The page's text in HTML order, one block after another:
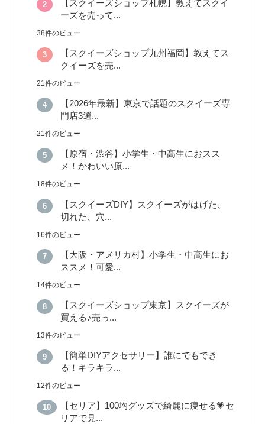
【スクイーズショップ札幌】教えてスクイ
ーズを売って...
38件のビュー
【スクイーズショップ九州福岡】教えてス
クイーズを売...
21件のビュー
【2026年最新】東京で話題のスクイーズ専
門店3選...
21件のビュー
【原宿・渋谷】小学生・中高生におスス
メ！かわいい原...
18件のビュー
【スクイーズDIY】スクイーズがはげた、
切れた、穴...
16件のビュー
【大阪・アメリカ村】小学生・中高生にお
ススメ！可愛...
14件のビュー
【スクイーズショップ東京】スクイーズが
買える♪売っ...
13件のビュー
【簡単DIYアクセサリー】誰にでもでき
る！キラキラ...
12件のビュー
【セリア】100均グッズで綺麗に痩せる💗セ
リアで見...